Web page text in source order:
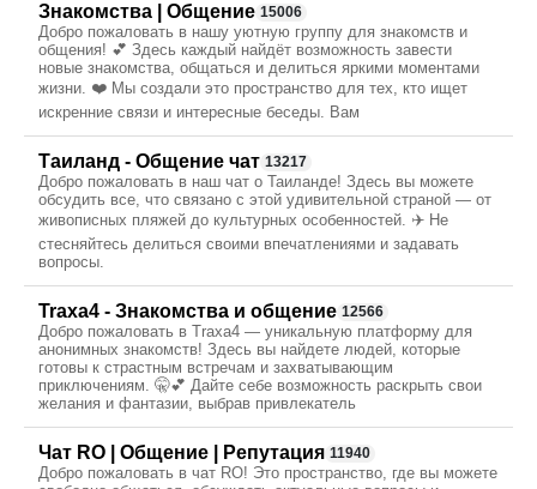
Знакомства | Общение 15006
Добро пожаловать в нашу уютную группу для знакомств и
общения! 💕 Здесь каждый найдёт возможность завести
новые знакомства, общаться и делиться яркими моментами
жизни. ❤️ Мы создали это пространство для тех, кто ищет
искренние связи и интересные беседы. Вам
Таиланд - Общение чат 13217
Добро пожаловать в наш чат о Таиланде! Здесь вы можете
обсудить все, что связано с этой удивительной страной — от
живописных пляжей до культурных особенностей. ✈️ Не
стесняйтесь делиться своими впечатлениями и задавать
вопросы.
Traxa4 - Знакомства и общение 12566
Добро пожаловать в Traxa4 — уникальную платформу для
анонимных знакомств! Здесь вы найдете людей, которые
готовы к страстным встречам и захватывающим
приключениям. 🤫💕 Дайте себе возможность раскрыть свои
желания и фантазии, выбрав привлекатель
Чат RO | Общение | Репутация 11940
Добро пожаловать в чат RO! Это пространство, где вы можете